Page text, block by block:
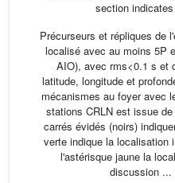
section
Précurseurs et répliques de
localisé avec au moins 5P
AIO), avec rms<0.1 s et
latitude, longitude et
mécanismes au foyer avec
stations CRLN est issue
carrés évidés (noirs)
verte indique la localisation
l'astérisque jaune la
discussion ...